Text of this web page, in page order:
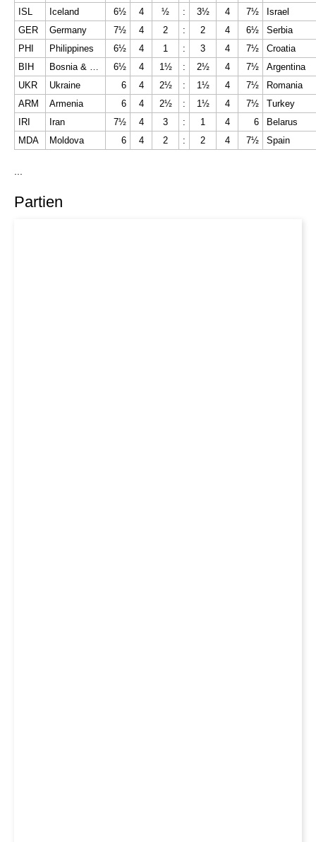
ISL
Iceland 6½ 4 ½ : 3½ 4 7½
Israel
GER
Germany 7½ 4 2 : 2 4 6½
Serbia
PHI
Philippines 6½ 4 1 : 3 4 7½
Croatia
BIH
6½ 4 1½ : 2½ 4 7½
Argentina
UKR
Ukraine 6 4 2½ : 1½ 4 7½
Romania
ARM
Armenia 6 4 2½ : 1½ 4 7½
Turkey
IRI
Iran 7½ 4 3 : 1 4 6
Belarus
MDA
Moldova 6 4 2 : 2 4 7½ Spain
Partien